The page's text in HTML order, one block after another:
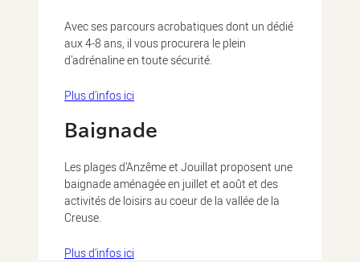
Avec ses parcours acrobatiques dont un dédié
aux 4-8 ans, il vous procurera le plein
d’adrénaline en toute sécurité.
Plus d'infos ici
Baignade
Les plages d’Anzême et Jouillat proposent une
baignade aménagée en juillet et août et des
activités de loisirs au coeur de la vallée de la
Creuse.
Plus d'infos ici